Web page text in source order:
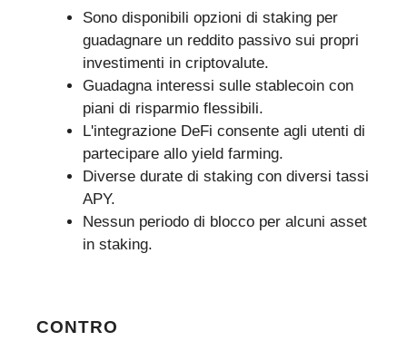
Sono disponibili opzioni di staking per
guadagnare un reddito passivo sui propri
investimenti in criptovalute.
Guadagna interessi sulle stablecoin con
piani di risparmio flessibili.
L'integrazione DeFi consente agli utenti di
partecipare allo yield farming.
Diverse durate di staking con diversi tassi
APY.
Nessun periodo di blocco per alcuni asset
in staking.
CONTRO